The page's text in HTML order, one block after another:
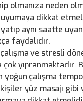
olmanıza neden
dikkat
aynı saatte
faydalıdır.
çalışma ve stresli
yıpranmaktadır.
yoğun çalışma
kişiler yüz masajı